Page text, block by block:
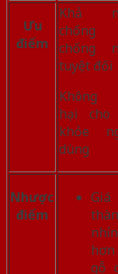
Ưu
điểm
Khả
chống
chống
tuyệt đối
Không
hại cho
khỏe
dùng
Nhược
điểm
Giá
gỗ